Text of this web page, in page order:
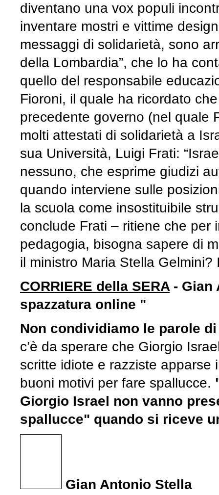
diventano una vox populi
inventare mostri e vittime
messaggi di solidarietà, sono
della Lombardia”, che lo ha
quello del responsabile
Fioroni, il quale ha ricordato
precedente governo (nel quale
molti attestati di solidarietà a
sua Università, Luigi Frati:
nessuno, che esprime giudizi
quando interviene sulle
la scuola come insostituibile
conclude Frati – ritiene che per
pedagogia, bisogna sapere di
il ministro Maria Stella
CORRIERE della SERA - Gian
spazzatura online "
Non condividiamo le parole
c’è da sperare che Giorgio
scritte idiote e razziste apparse
buoni motivi per fare spallucce.
Giorgio Israel non vanno
spallucce" quando si riceve
Gian Antonio Stella